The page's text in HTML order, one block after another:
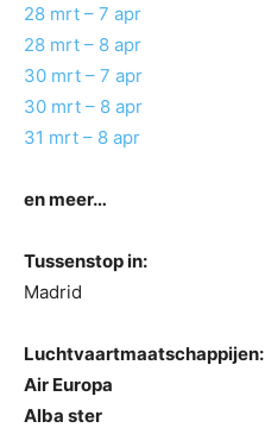
28 mrt – 7 apr
28 mrt – 8 apr
30 mrt – 7 apr
30 mrt – 8 apr
31 mrt – 8 apr
en meer…
Tussenstop in:
Madrid
Luchtvaartmaatschappijen:
Air Europa
Alba ster